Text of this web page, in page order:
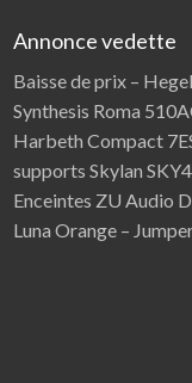
Annonce vedette
Baisse de prix –
Synthesis Roma
Harbeth Compact
supports Skylan
Enceintes ZU Audio
Luna Orange –